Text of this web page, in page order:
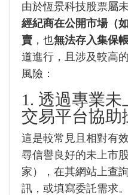
由於恆景科技股票屬
經紀商在公開市場（
賣 ，也無法存入集保
道進行，且涉及較高
風險：
1. 透過專業
交易平台協助
這是較常見且相對有
尋信譽良好的未上市
家），在其網站上查
訊，或填寫委託需求